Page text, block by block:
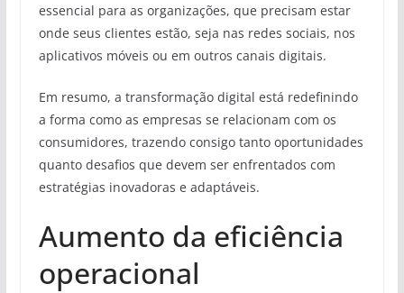
essencial para as organizações, que precisam estar
onde seus clientes estão, seja nas redes sociais, nos
aplicativos móveis ou em outros canais digitais.
Em resumo, a transformação digital está redefinindo
a forma como as empresas se relacionam com os
consumidores, trazendo consigo tanto oportunidades
quanto desafios que devem ser enfrentados com
estratégias inovadoras e adaptáveis.
Aumento da eficiência
operacional